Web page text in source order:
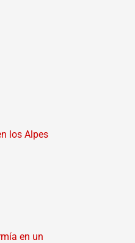
los Alpes
en un